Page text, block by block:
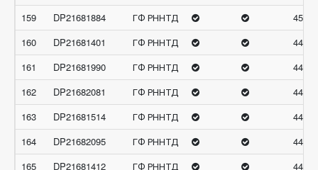
159
DP21681884 ГФ РННТД
160
DP21681401 ГФ РННТД
161
DP21681990 ГФ РННТД
44.96
162
DP21682081 ГФ РННТД
44.93
163
DP21681514 ГФ РННТД
164
DP21682095 ГФ РННТД
165
DP21681412 ГФ РННТД
44.65